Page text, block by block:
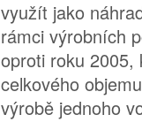
využít jako
rámci výrobních
oproti roku 2005,
celkového
výrobě jednoho